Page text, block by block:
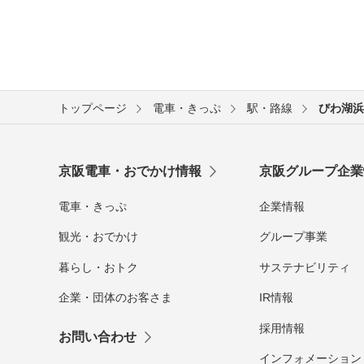
トップページ 電車・きっぷ 駅・路線 びわ湖
京阪電車・おでかけ情報
電車・きっぷ
観光・おでかけ
暮らし・おトク
企業・団体のお客さま
京阪グループ企
企業情報
グループ事業
サステナビリティ
IR情報
採用情報
インフォメーション
お問い合わせ